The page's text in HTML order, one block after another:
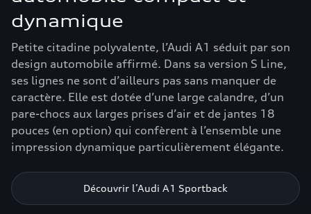
dynamique
Petite citadine polyvalente, l’Audi A1 séduit par son
design automobile affirmé. Dans sa version S Line,
ses lignes ne sont d’ailleurs pas sans manquer de
caractère. Elle est dotée d’une large calandre, d’un
pare-chocs aux larges prises d’air et de jantes 18
pouces (en option) qui confèrent à l’ensemble une
impression dynamique particulièrement élégante.
Découvrir l’Audi A1 Sportback